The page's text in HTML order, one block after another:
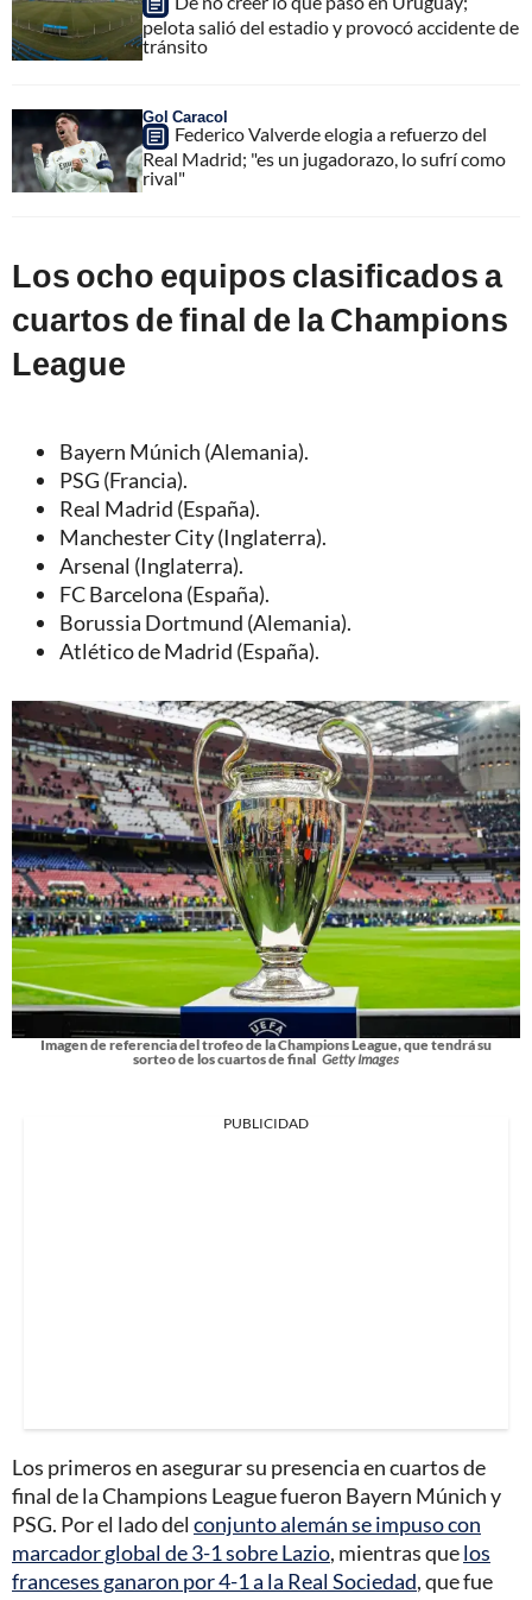
pelota salió del estadio y provocó accidente de
tránsito
Gol Caracol
Federico Valverde elogia a refuerzo del
Real Madrid; "es un jugadorazo, lo sufrí como
rival"
Los ocho equipos clasificados a
cuartos de final de la Champions
League
Bayern Múnich (Alemania).
PSG (Francia).
Real Madrid (España).
Manchester City (Inglaterra).
Arsenal (Inglaterra).
FC Barcelona (España).
Borussia Dortmund (Alemania).
Atlético de Madrid (España).
Imagen de referencia del trofeo de la Champions League, que tendrá su
sorteo de los cuartos de final Getty Images
PUBLICIDAD
Los primeros en asegurar su presencia en cuartos de
final de la Champions League fueron Bayern Múnich y
PSG. Por el lado del conjunto alemán se impuso con
marcador global de 3-1 sobre Lazio, mientras quelos
franceses ganaron por 4-1 a la Real Sociedad, que fue